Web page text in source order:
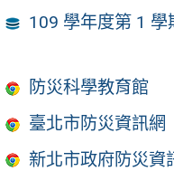
109 學年度第 1 學
防災科學教育館
臺北市防災資訊網
新北市政府防災資